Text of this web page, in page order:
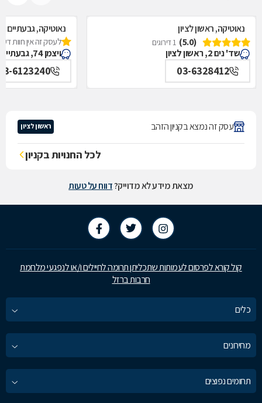
נאוטיקה, ראשון לציון
(5.0)
1 דירוגים
שד' נים 2, ראשון לציון
03-6328412
נאוטיקה, גבעתיים
לעסק זה אין חוות
ויצמן 74, גבעתיים
6123240
עסק זה נמצא בקניון הזהב ראשון לציון
לכל החנויות בקניון
מצאת מידע לא מדוייק?דווח על טעות
קול קורא לפרסום לעמותות שתכליתן תרומה לחיילים ו/או לנפגעי מלחמת
חרבות ברזל
כלים
מחירונים
תחומים נפוצים